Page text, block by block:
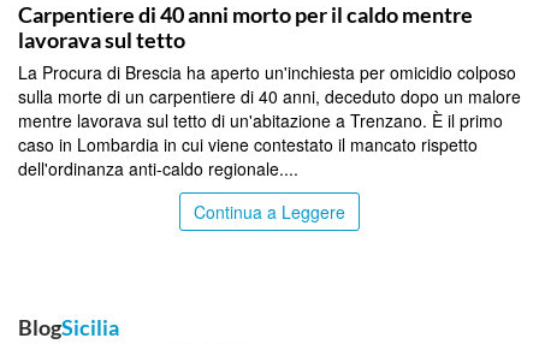
Carpentiere di 40 anni morto per il caldo mentre
lavorava sul tetto
La Procura di Brescia ha aperto un'inchiesta per omicidio colposo
sulla morte di un carpentiere di 40 anni, deceduto dopo un malore
mentre lavorava sul tetto di un'abitazione a Trenzano. È il primo
caso in Lombardia in cui viene contestato il mancato rispetto
dell'ordinanza anti-caldo regionale....
Continua a Leggere
BlogSicilia